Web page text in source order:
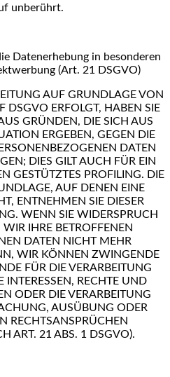
unberührt.
Datenerhebung in besonderen
(Art. 21
DSGVO)
AUF GRUNDLAGE VON
DSGVO ERFOLGT, HABEN SIE
GRÜNDEN, DIE SICH AUS
ERGEBEN, GEGEN DIE
DATEN
DIES GILT AUCH FÜR EIN
GESTÜTZTES PROFILING. DIE
AUF DENEN EINE
ENTNEHMEN SIE DIESER
WENN SIE WIDERSPRUCH
IHRE BETROFFENEN
DATEN NICHT MEHR
WIR KÖNNEN ZWINGENDE
FÜR DIE VERARBEITUNG
INTERESSEN, RECHTE UND
ODER DIE VERARBEITUNG
AUSÜBUNG ODER
RECHTSANSPRÜCHEN
ART. 21 ABS. 1 DSGVO).